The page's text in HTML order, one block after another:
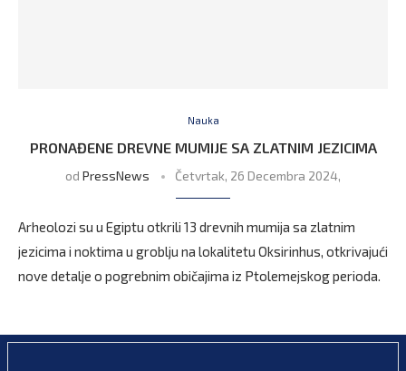
Nauka
PRONAĐENE DREVNE MUMIJE SA ZLATNIM JEZICIMA
od PressNews Četvrtak, 26 Decembra 2024,
Arheolozi su u Egiptu otkrili 13 drevnih mumija sa zlatnim
jezicima i noktima u groblju na lokalitetu Oksirinhus, otkrivajući
nove detalje o pogrebnim običajima iz Ptolemejskog perioda.